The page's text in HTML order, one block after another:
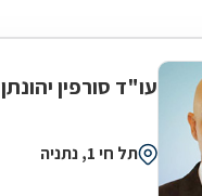
עו"ד סורפין יהונתן
תל חי 1, נתניה